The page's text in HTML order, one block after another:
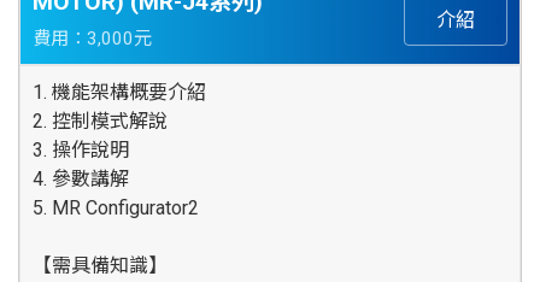
費用：3,000元
介紹
1. 機能架構概要介紹
2. 控制模式解說
3. 操作說明
4. 參數講解
5. MR Configurator2
【需具備知識】